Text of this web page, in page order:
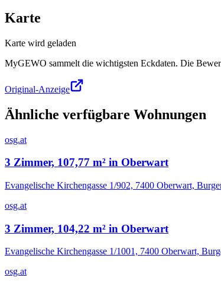
Karte
Karte wird geladen
MyGEWO sammelt die wichtigsten Eckdaten. Die
Original-Anzeige
Ähnliche verfügbare Wohnungen
osg.at
3 Zimmer, 107,77 m² in Oberwart
Evangelische Kirchengasse 1/902, 7400 Oberwart,
osg.at
3 Zimmer, 104,22 m² in Oberwart
Evangelische Kirchengasse 1/1001, 7400 Oberwart,
osg.at